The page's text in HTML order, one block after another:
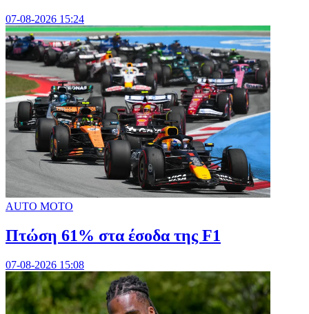
07-08-2026 15:24
AUTO MOTO
Πτώση 61% στα έσοδα της F1
07-08-2026 15:08